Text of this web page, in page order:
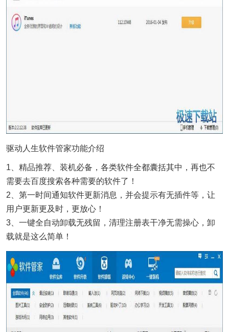
驱动人生软件管家功能介绍
1、精品推荐、装机必备，各类软件全都囊括其中，再也不
需要去百度搜索各种需要的软件了！
2、第一时间通知软件更新消息，并会提示有无插件等，让
用户更新更及时，更放心！
3、一键全自动卸载无残留，清理注册表干净无需操心，卸
载就是这么简单！